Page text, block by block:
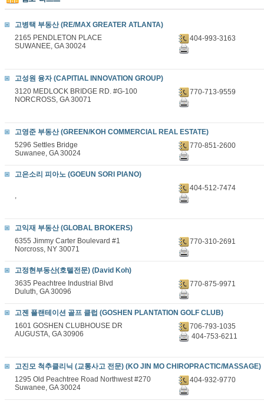
고병택 부동산 (RE/MAX GREATER ATLANTA)
2165 PENDLETON PLACE
SUWANEE, GA 30024
404-993-3163
고성원 융자 (CAPITIAL INNOVATION GROUP)
3120 MEDLOCK BRIDGE RD. #G-100
NORCROSS, GA 30071
770-713-9559
고영준 부동산 (GREEN/KOH COMMERCIAL REAL ESTATE)
5296 Settles Bridge
Suwanee, GA 30024
770-851-2600
고은소리 피아노 (GOEUN SORI PIANO)
,
404-512-7474
고익재 부동산 (GLOBAL BROKERS)
6355 Jimmy Carter Boulevard #1
Norcross, NY 30071
770-310-2691
고정현부동산(호텔전문) (David Koh)
3635 Peachtree Industrial Blvd
Duluth, GA 30096
770-875-9971
고젠 플랜테이션 골프 클럽 (GOSHEN PLANTATION GOLF CLUB)
1601 GOSHEN CLUBHOUSE DR
AUGUSTA, GA 30906
706-793-1035
404-753-6211
고진모 척추클리닉 (교통사고 전문) (KO JIN MO CHIROPRACTIC/MASSAGE)
1295 Old Peachtree Road Northwest #270
Suwanee, GA 30024
404-932-9770